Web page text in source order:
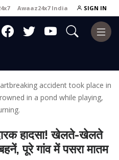
Awaaz24x7 India SIGN IN
accident took place in
in a pond while playing,
हादसा! खेलते-खेलते
पूरे गांव में पसरा मातम